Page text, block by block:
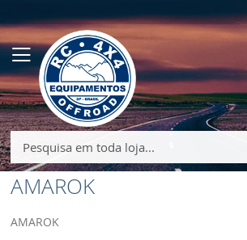
Alternar
Nav
AMAROK
AMAROK